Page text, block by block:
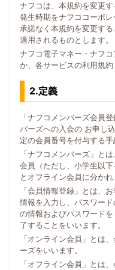
ナフコは、本規約を変更
発生時期をナフココーポ
承諾なく本規約を変更す
適用されるものとします。
ナフコ電子マネー・ナフ
か、各サービスの利用規約
2.定義
「ナフコメンバーズ会員
バーズへの入会の お申し
定の会員番号を付与する手
「ナフコメンバーズ」と
会員（ただし、小学生以
とオフライン会員に分かれ
「会員情報登録」とは、
情報を入力し、パスワー
の情報およびパスワード
了することをいいます。
「オンライン会員」とは
ーズをいいます。
「オフライン会員」とは